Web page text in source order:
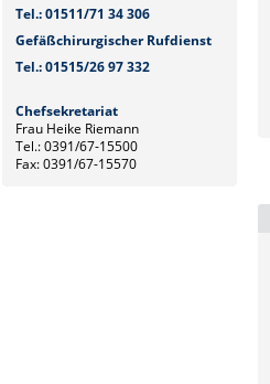
Tel.: 01511/71 34 306
Gefäßchirurgischer Rufdienst
Tel.: 01515/26 97 332
Chefsekretariat
Frau Heike Riemann
Tel.: 0391/67-15500
Fax: 0391/67-15570